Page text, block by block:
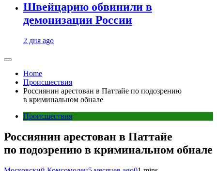
Швейцарию обвинили в
демонизации России
2 дня ago
Home
Происшествия
Россиянин арестован в Паттайе по подозрению
в криминальном обнале
Происшествия
Россиянин арестован в Паттайе
по подозрению в криминальном обнале